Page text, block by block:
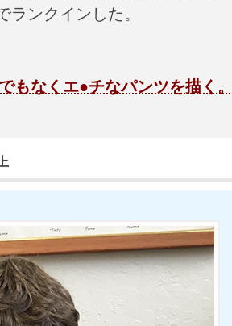
ンクインした。
もなくエ●チなパンツを描く。